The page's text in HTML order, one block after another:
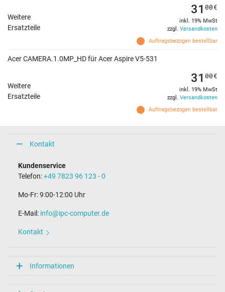
Weitere
Ersatzteile
Auftragsbezogen bestellbar
31 00€
inkl. 19% MwSt
zzgl. Versandkosten
Acer CAMERA.1.0MP_HD für Acer Aspire V5-531
Weitere
Ersatzteile
Auftragsbezogen bestellbar
31 00€
inkl. 19% MwSt
zzgl. Versandkosten
Kontakt
Kundenservice
Telefon:+49 7823 96 123 - 0
Mo-Fr: 9:00-12:00 Uhr
E-Mail: info@ipc-computer.de
Kontakt
Informationen